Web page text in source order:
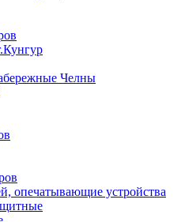
Челны
опечатывающие устройства